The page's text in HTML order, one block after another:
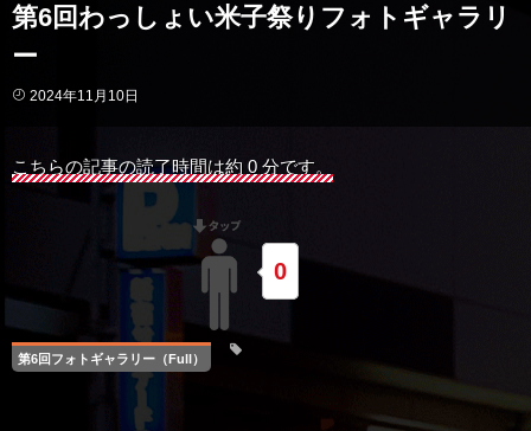
第6回わっしょい米子祭りフォトギャラリ
ー
2024年11月10日
こちらの記事の読了時間は約 0 分です。
0
第6回フォトギャラリー（Full）